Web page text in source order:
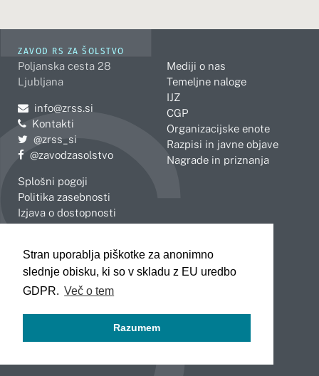
Stran uporablja piškotke za anonimno
slednje obisku, ki so v skladu z EU uredbo
GDPR. Več o tem
Razumem
ZAVOD RS ZA ŠOLSTVO
Poljanska cesta 28
Ljubljana
Pošljite e-mail na
info@zrss.si
Kontakti
Pojdite na Twitter:
@zrss_si
Pojdite na Facebook:
@zavodzasolstvo
Splošni pogoji
Politika zasebnosti
Izjava o dostopnosti
Mediji o nas
Temeljne naloge
IJZ
CGP
Organizacijske enote
Razpisi in javne objave
Nagrade in priznanja
Celje
Koper
Kranj
Novo mesto
Slovenj Gradec